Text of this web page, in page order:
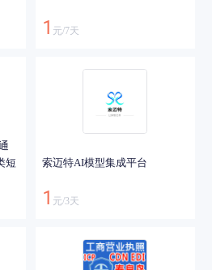
1 元/7天
短
索迈特AI模型集成平台
1 元/3天